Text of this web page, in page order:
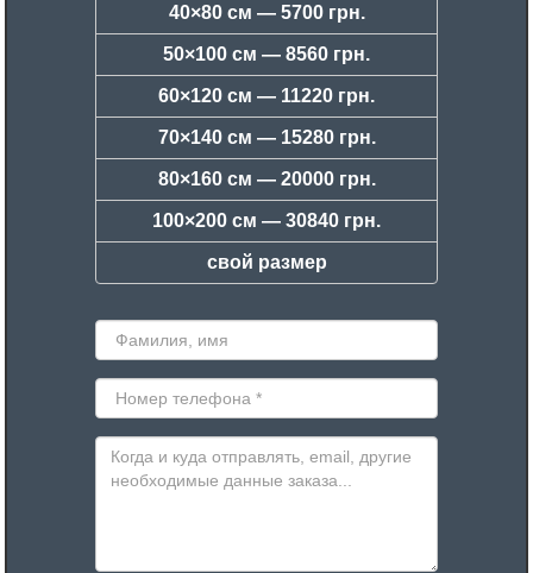
40×80 см — 5700 грн.
50×100 см — 8560 грн.
60×120 см — 11220 грн.
70×140 см — 15280 грн.
80×160 см — 20000 грн.
100×200 см — 30840 грн.
свой размер